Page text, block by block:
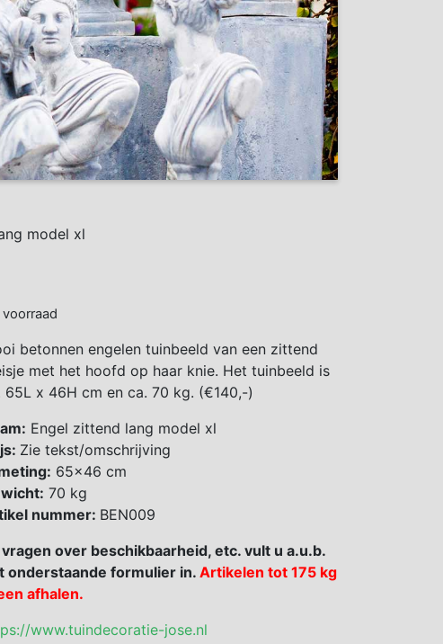
model xl
voorraad
betonnen engelen tuinbeeld van een zittend
met het hoofd op haar knie. Het tuinbeeld is
65L x 46H cm en ca. 70 kg. (€140,-)
Engel zittend lang model xl
Zie tekst/omschrijving
65×46 cm
70 kg
nummer: BEN009
vragen over beschikbaarheid, etc. vult u a.u.b.
onderstaande formulier in. Artikelen tot 175 kg
afhalen.
www.tuindecoratie-jose.nl